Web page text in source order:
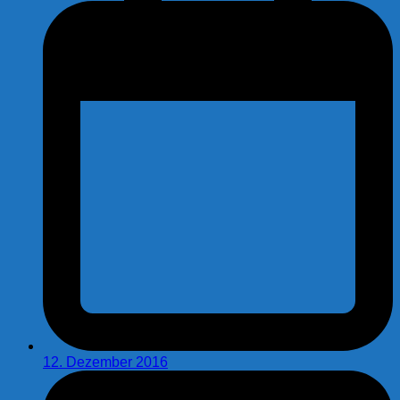
12. Dezember 2016